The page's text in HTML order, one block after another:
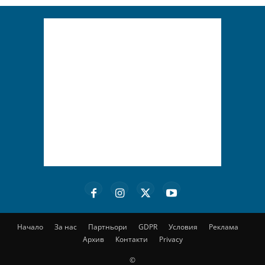
Начало За нас Партньори GDPR Условия
Реклама
Архив
Контакти Privacy
©